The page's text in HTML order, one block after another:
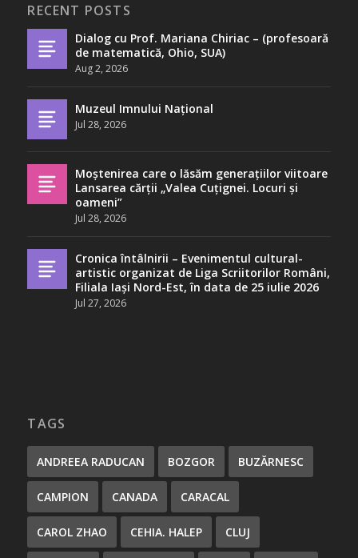
RECENT POSTS
Dialog cu Prof. Mariana Chiriac – (profesoară
de matematică, Ohio, SUA)
Aug 2, 2026
Muzeul Imnului Național
Jul 28, 2026
Moștenirea care o lăsăm generațiilor viitoare
Lansarea cărții „Valea Cuțignei. Locuri și
oameni”
Jul 28, 2026
Cronica întâlnirii – Evenimentul cultural-
artistic organizat de Liga Scriitorilor Români,
Filiala Iași Nord-Est, în data de 25 iulie 2026
Jul 27, 2026
TAGS
ANDREEA RADUCAN BOZGOR BUZĂRNESC
CAMPION CANADA CARACAL
CAROL ZHAO CEHIA. HALEP CLUJ